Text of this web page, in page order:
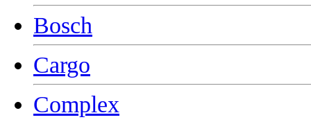
Bosch
Cargo
Complex